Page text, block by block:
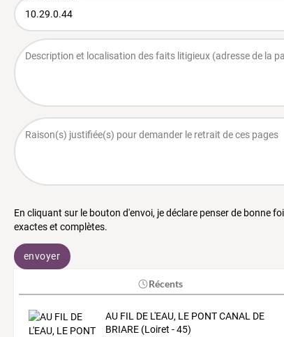
En cliquant sur le bouton d'envoi, je déclare penser de
exactes et complètes.
envoyer
Récents
AU FIL DE L'EAU, LE PONT CANAL DE
BRIARE (Loiret - 45)